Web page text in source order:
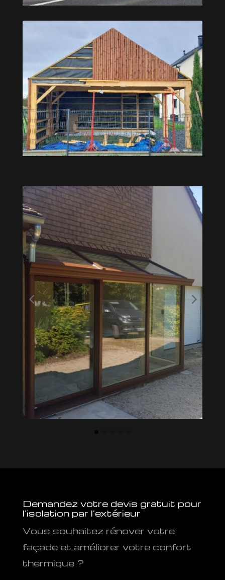
Demandez votre devis gratuit pour
l’isolation par l’extérieur
Vous souhaitez rénover votre
façade et améliorer votre confort
thermique ?